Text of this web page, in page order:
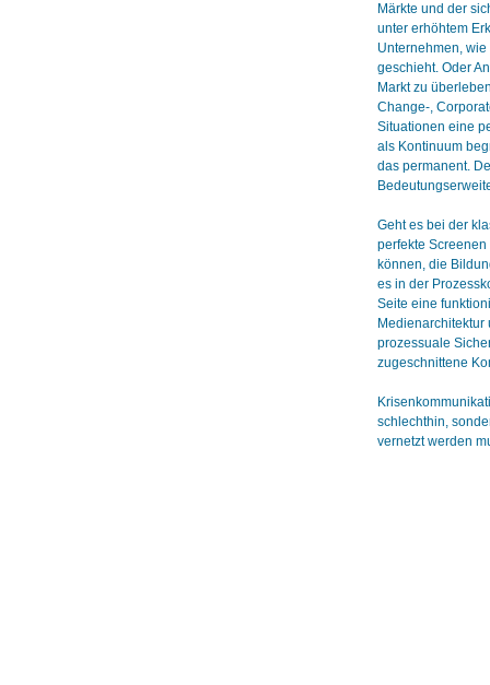
Märkte und der
unter erhöhtem
Unternehmen,
geschieht. Oder
Markt zu
Change-,
Situationen eine
als Kontinuum
das permanent.
Geht es bei der
perfekte
können, die
es in der
Seite eine
prozessuale
zugeschnittene
schlechthin,
vernetzt werden